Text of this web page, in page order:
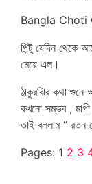
Bangla Choti
পিন্টু যেদিন থেকে
মেয়ে এল।
ঠাকুরঝির কথা শুনে
কখনো সম্ভব , মাগী
তাই বললাম “ রতন
Pages: 1 2 3